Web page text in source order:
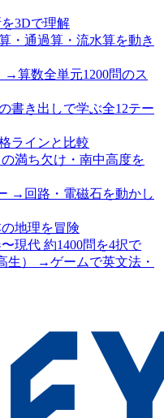
3Dで理解
・通過算・流水算を動き
→算数全単元1200問のス
書き出しで学ぶ全12テー
ラインと比較
の満ち欠け・南中高度を
→ 回路・電磁石を動かし
地理を冒険
〜現代 約1400問を4択で
）
→ゲームで英文法・